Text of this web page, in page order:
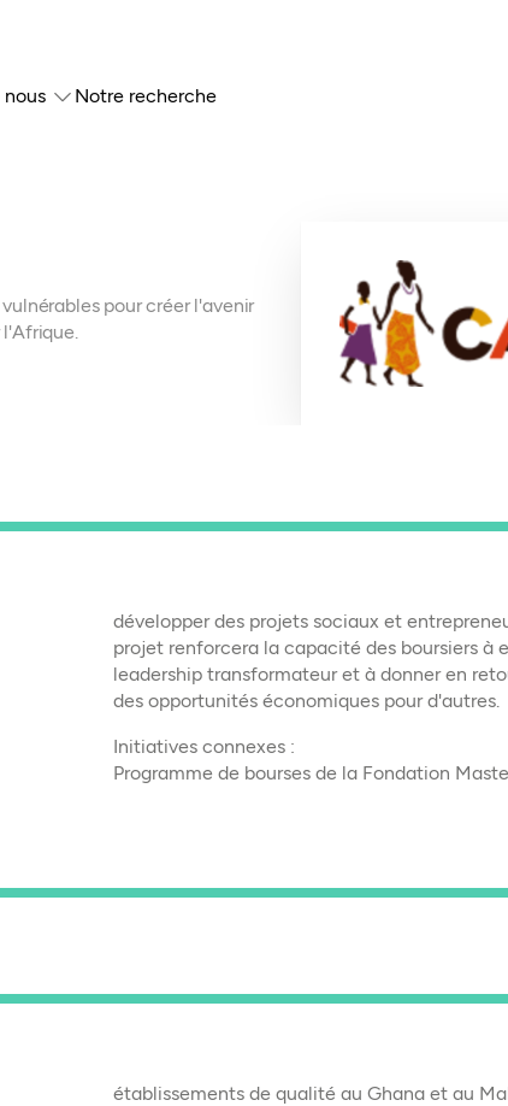
nous Notre recherche
pour créer l'avenir
développer des projets sociaux et
projet renforcera la capacité des boursiers à
leadership transformateur et à donner en
des opportunités économiques pour d'autres.
Initiatives connexes :
Programme de bourses de la Fondation
établissements de qualité au Ghana et au